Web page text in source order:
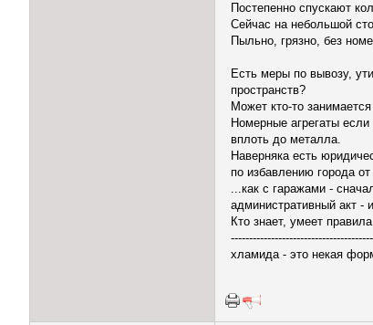
Постепенно спускают
Сейчас на небольшой
Пыльно, грязно, без
Есть меры по вывозу,
пространств?
Может кто-то
Номерные агрегаты
вплоть до металла.
Наверняка есть
по избавлению города
...как с гаражами -
административный акт -
Кто знает, умеет
хламида - это некая